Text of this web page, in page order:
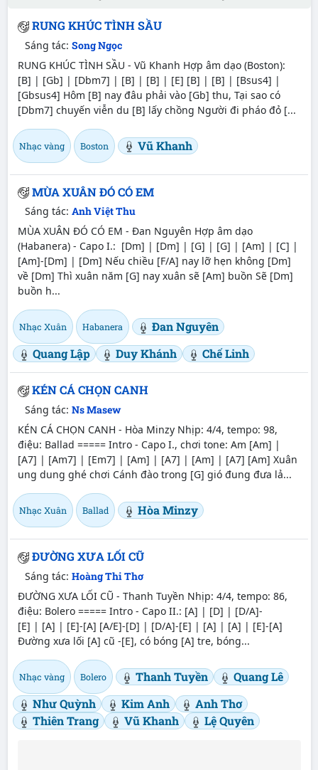
RUNG KHÚC TÌNH SẦU
Sáng tác: Song Ngọc
RUNG KHÚC TÌNH SẦU - Vũ Khanh Hợp âm dạo (Boston):
[B] | [Gb] | [Dbm7] | [B] | [B] | [E] [B] | [B] | [Bsus4] |
[Gbsus4] Hôm [B] nay đâu phải vào [Gb] thu, Tại sao có
[Dbm7] chuyến viễn du [B] lấy chồng Người đi pháo đỏ [...
Nhạc vàng Boston Vũ Khanh
MÙA XUÂN ĐÓ CÓ EM
Sáng tác: Anh Việt Thu
MÙA XUÂN ĐÓ CÓ EM - Đan Nguyên Hợp âm dạo
(Habanera) - Capo I.: [Dm] | [Dm] | [G] | [G] | [Am] | [C] |
[Am]-[Dm] | [Dm] Nếu chiều [F/A] nay lỡ hẹn không [Dm]
về [Dm] Thì xuân năm [G] nay xuân sẽ [Am] buồn Sẽ [Dm]
buồn h...
Nhạc Xuân Habanera
Đan Nguyên
Quang Lập
Duy Khánh Chế Linh
KÉN CÁ CHỌN CANH
Sáng tác: Ns Masew
KÉN CÁ CHỌN CANH - Hòa Minzy Nhịp: 4/4, tempo: 98,
điệu: Ballad ===== Intro - Capo I., chơi tone: Am [Am] |
[A7] | [Am7] | [Em7] | [Am] | [A7] | [Am] | [A7] [Am] Xuân
ung dung ghé chơi Cánh đào trong [G] gió đung đưa lả...
Nhạc Xuân Ballad Hòa Minzy
ĐƯỜNG XƯA LỐI CŨ
Sáng tác: Hoàng Thi Thơ
ĐƯỜNG XƯA LỐI CŨ - Thanh Tuyền Nhịp: 4/4, tempo: 86,
điệu: Bolero ===== Intro - Capo II.: [A] | [D] | [D/A]-
[E] | [A] | [E]-[A] [A/E]-[D] | [D/A]-[E] | [A] | [A] | [E]-[A]
Đường xưa lối [A] cũ -[E], có bóng [A] tre, bóng...
Nhạc vàng Bolero Thanh Tuyền
Quang Lê
Như Quỳnh
Kim Anh
Anh Thơ
Thiên Trang
Vũ Khanh Lệ Quyên